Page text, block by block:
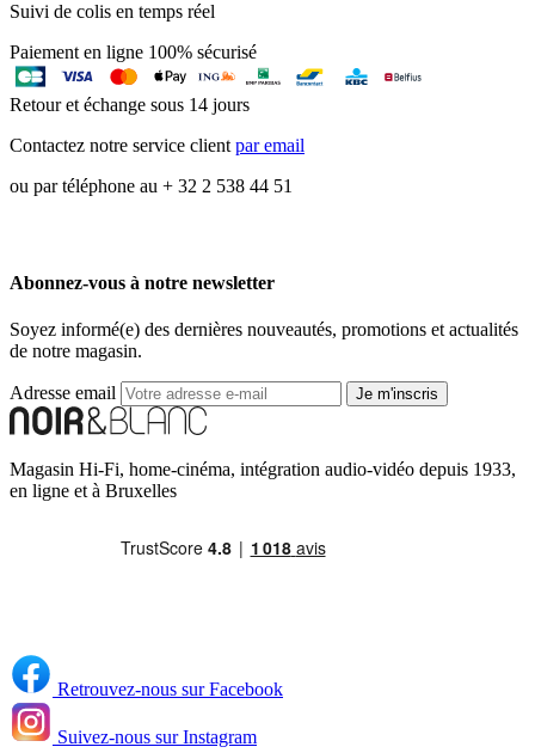
Suivi de colis en temps réel
Paiement en ligne 100% sécurisé
Retour et échange sous 14 jours
Contactez notre service clientpar email
ou par téléphone au + 32 2 538 44 51
Abonnez-vous à notre newsletter
Soyez informé(e) des dernières nouveautés, promotions et actualités
de notre magasin.
Adresse email Je m'inscris
Magasin Hi-Fi, home-cinéma, intégration audio-vidéo depuis 1933,
en ligne et à Bruxelles
Retrouvez-nous sur Facebook
Suivez-nous sur Instagram